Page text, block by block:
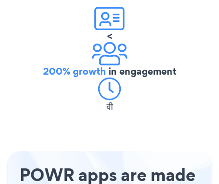
<
200% growth in engagement
वी
POWR apps are made